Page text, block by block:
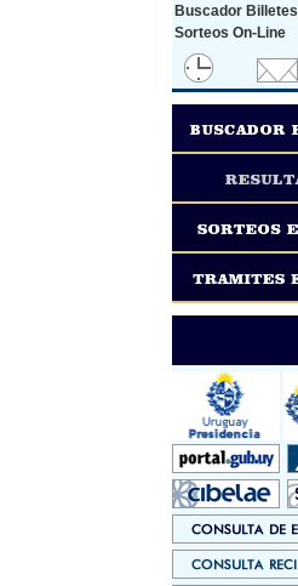
Buscador Billetes
Sorteos On-Line